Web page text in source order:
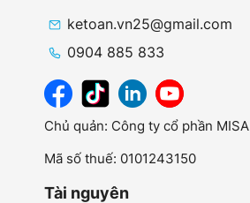
ketoan.vn25@gmail.com
0904 885 833
Chủ quản: Công ty cổ phần MISA
Mã số thuế: 0101243150
Tài nguyên